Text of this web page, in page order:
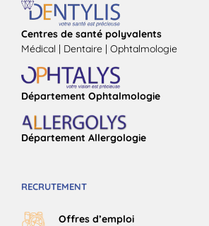
Centres de santé polyvalents
Médical | Dentaire | Ophtalmologie
Département Ophtalmologie
Département Allergologie
RECRUTEMENT
Offres d’emploi